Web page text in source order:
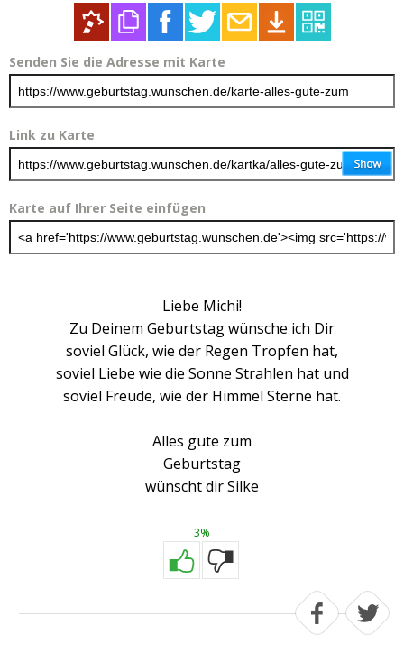
Senden Sie die Adresse mit Karte
Link zu Karte
Karte auf Ihrer Seite einfügen
Liebe Michi!
Zu Deinem Geburtstag wünsche ich Dir
soviel Glück, wie der Regen Tropfen hat,
soviel Liebe wie die Sonne Strahlen hat und
soviel Freude, wie der Himmel Sterne hat.
Alles gute zum
Geburtstag
wünscht dir Silke
3%